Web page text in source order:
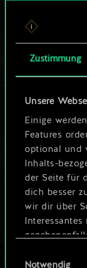
Zustimmung
Unsere
Einige
Features
optional und
Inhalts-
der Seite für
dich besser
wir dir über
Cookies
Notwendig
Bis
ein
Wo
Deck